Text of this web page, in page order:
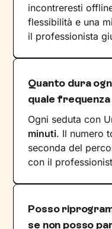
incontreresti
flessibilità e una
il professionista
Quanto dura
quale
Ogni seduta con
minuti. Il numero
seconda del
con il
Posso
se non posso